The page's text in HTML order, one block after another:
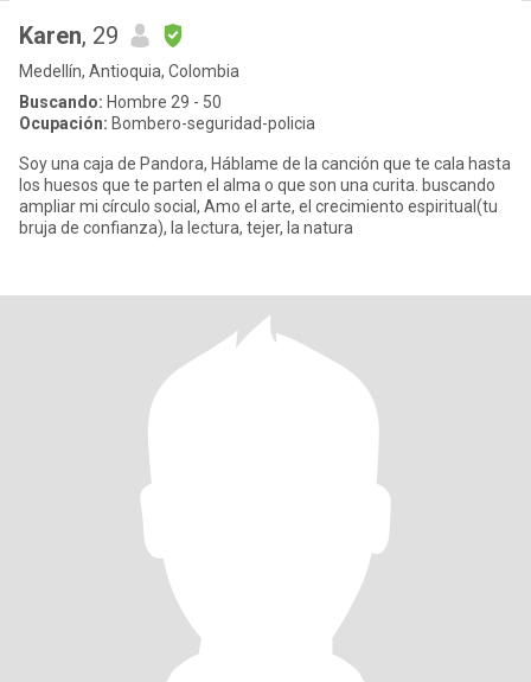
Karen, 29
Medellín, Antioquia, Colombia
Buscando: Hombre 29 - 50
Ocupación: Bombero-seguridad-policia
Soy una caja de Pandora, Háblame de la canción que te cala hasta
los huesos que te parten el alma o que son una curita. buscando
ampliar mi círculo social, Amo el arte, el crecimiento espiritual(tu
bruja de confianza), la lectura, tejer, la natura